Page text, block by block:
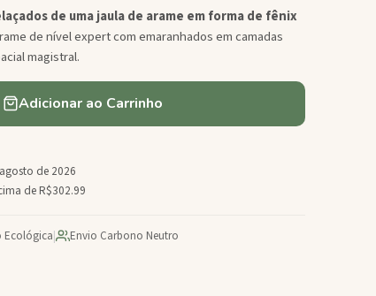
de uma jaula de arame em forma de fênix
de nível expert com emaranhados em camadas
magistral.
Adicionar ao Carrinho
de 2026
de R$302.99
Ecológica| Envio Carbono Neutro